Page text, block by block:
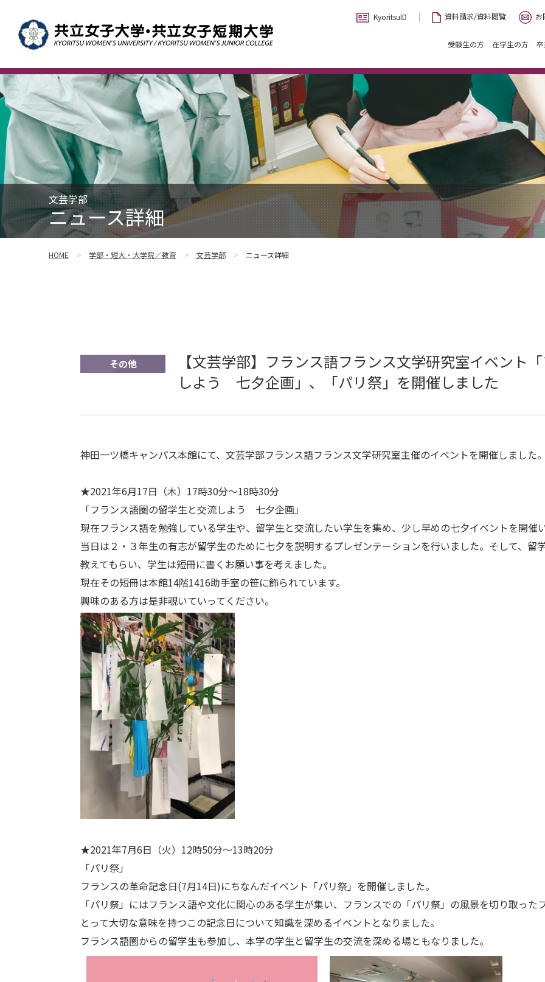
KyoritsuID 資料請求/資料閲覧 お
受験生の方 在学生の方
文芸学部
ニュース詳細
HOME 学部・短大・大学院／教育 文芸学部 ニュース詳細
その他
【文芸学部】フランス語フランス文学研究室イベント
しよう 七夕企画」、「パリ祭」を開催しました
神田一ツ橋キャンパス本館にて、文芸学部フランス語フランス文学研究室主催のイベントを開催しました。
★2021年6月17日（木）17時30分～18時30分
「フランス語圏の留学生と交流しよう 七夕企画」
現在フランス語を勉強している学生や、留学生と交流したい学生を集め、少し早めの七夕イベントを開催
当日は２・３年生の有志が留学生のために七夕を説明するプレゼンテーションを行いました。そして、留
教えてもらい、学生は短冊に書くお願い事を考えました。
現在その短冊は本館14階1416助手室の笹に飾られています。
興味のある方は是非覗いていってください。
★2021年7月6日（火）12時50分～13時20分
「パリ祭」
フランスの革命記念日(7月14日)にちなんだイベント「パリ祭」を開催しました。
「パリ祭」にはフランス語や文化に関心のある学生が集い、フランスでの「パリ祭」の風景を切り取っ
とって大切な意味を持つこの記念日について知識を深めるイベントとなりました。
フランス語圏からの留学生も参加し、本学の学生と留学生の交流を深める場ともなりました。